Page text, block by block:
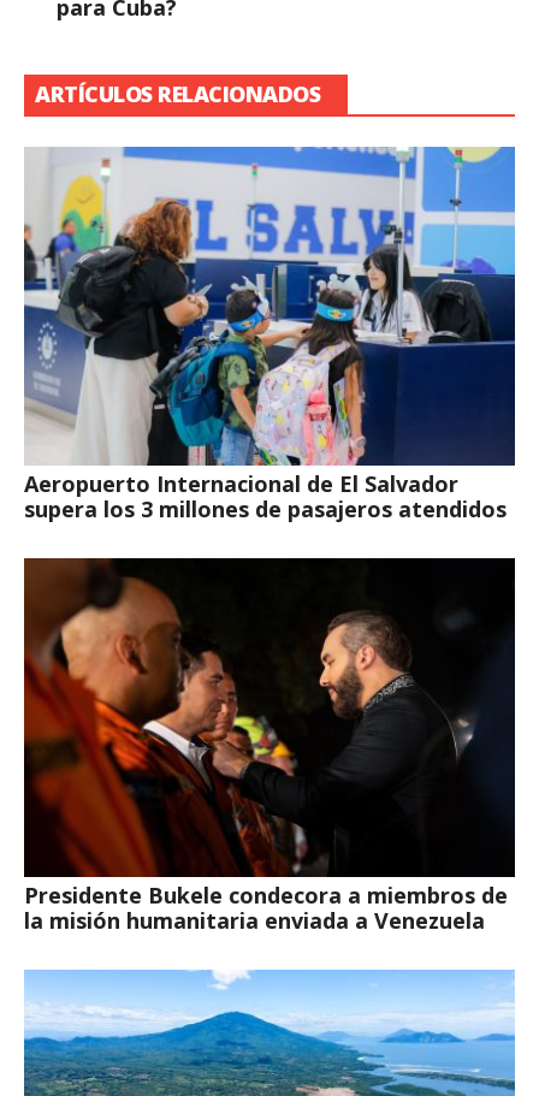
para Cuba?
ARTÍCULOS RELACIONADOS
Aeropuerto Internacional de El Salvador
supera los 3 millones de pasajeros atendidos
Presidente Bukele condecora a miembros de
la misión humanitaria enviada a Venezuela